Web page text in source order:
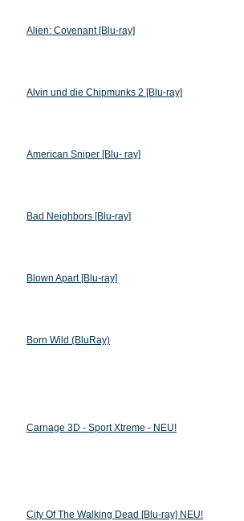
Alien: Covenant [Blu-ray]
Alvin und die Chipmunks 2 [Blu-ray]
American Sniper [Blu- ray]
Bad Neighbors [Blu-ray]
Blown Apart [Blu-ray]
Born Wild (BluRay)
Carnage 3D - Sport Xtreme - NEU!
City Of The Walking Dead [Blu-ray] NEU!